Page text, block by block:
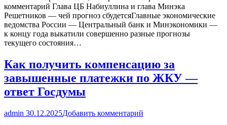
комментарий Глава ЦБ Набиуллина и глава Минэка
Решетников — чей прогноз сбудетсяГлавные экономические
ведомства России — Центральный банк и Минэкономики —
к концу года выкатили совершенно разные прогнозы
текущего состояния…
Как получить компенсацию за
завышенные платежки по ЖКУ —
ответ Госдумы
admin 30.12.2025Добавить комментарий